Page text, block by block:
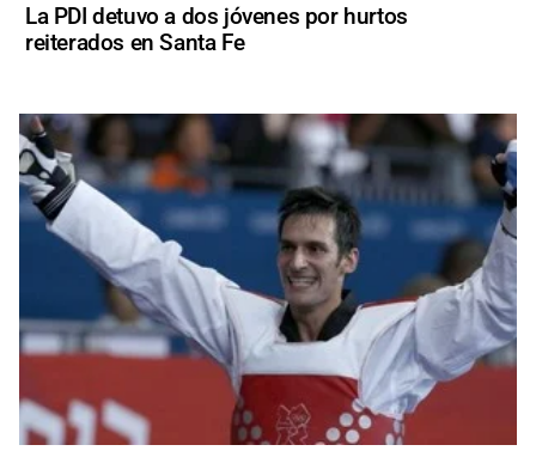
La PDI detuvo a dos jóvenes por hurtos
reiterados en Santa Fe